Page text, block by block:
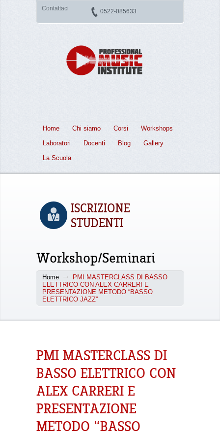
Contattaci 0522-085633
Home Chi siamo Corsi
Workshops
Laboratori
Docenti Blog
Gallery
La Scuola
ISCRIZIONE
STUDENTI
Workshop/Seminari
Home
PMI MASTERCLASS DI BASSO
ELETTRICO CON ALEX CARRERI E
PRESENTAZIONE METODO “BASSO
ELETTRICO JAZZ”
PMI MASTERCLASS DI
BASSO ELETTRICO CON
ALEX CARRERI E
PRESENTAZIONE
METODO “BASSO